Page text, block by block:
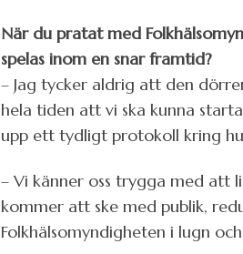
När du pratat med
spelas inom en snar framtid?
– Jag tycker aldrig att den
hela tiden att vi ska kunna
upp ett tydligt protokoll kring
– Vi känner oss trygga med att
kommer att ske med publik,
Folkhälsomyndigheten i lugn